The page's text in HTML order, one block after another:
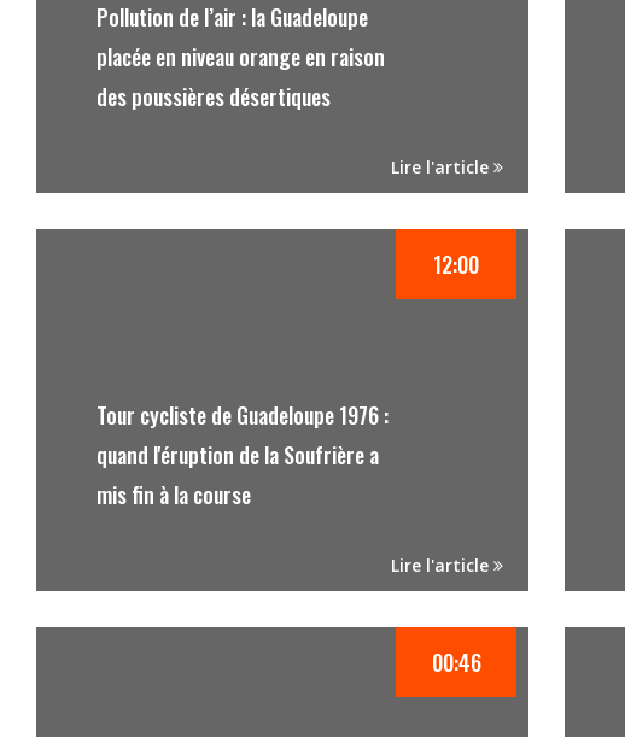
Pollution de l’air : la Guadeloupe
placée en niveau orange en raison
des poussières désertiques
Lire l'article
Tour cycliste de Guadeloupe 1976 :
quand l'éruption de la Soufrière a
mis fin à la course
12:00
Lire l'article
00:46